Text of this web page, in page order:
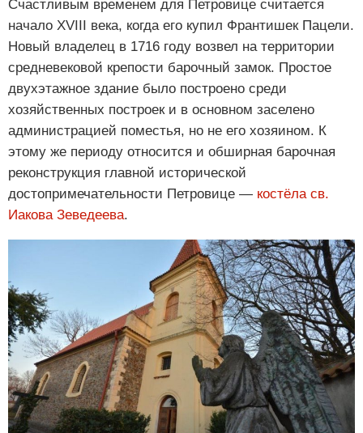
Счастливым временем для Петровице считается
начало XVIII века, когда его купил Франтишек Пацели.
Новый владелец в 1716 году возвел на территории
средневековой крепости барочный замок. Простое
двухэтажное здание было построено среди
хозяйственных построек и в основном заселено
администрацией поместья, но не его хозяином. К
этому же периоду относится и обширная барочная
реконструкция главной исторической
достопримечательности Петровице — костёла св.
Иакова Зеведеева.